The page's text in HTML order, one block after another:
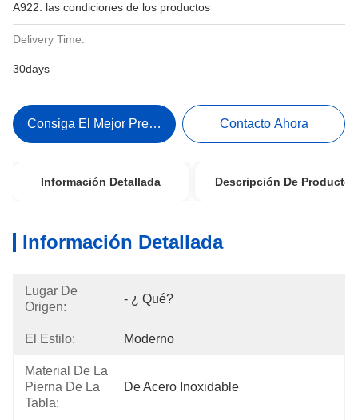
A922: las condiciones de los productos
Delivery Time:
30days
Consiga El Mejor Precio Contacto Ahora
Información Detallada Descripción De Producto
Información Detallada
Lugar De
Origen:
- ¿ Qué?
El Estilo: Moderno
Material De La
Pierna De La
Tabla:
De Acero Inoxidable